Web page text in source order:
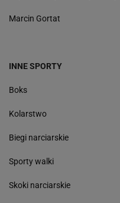
Marcin Gortat
INNE SPORTY
Boks
Kolarstwo
Biegi narciarskie
Sporty walki
Skoki narciarskie